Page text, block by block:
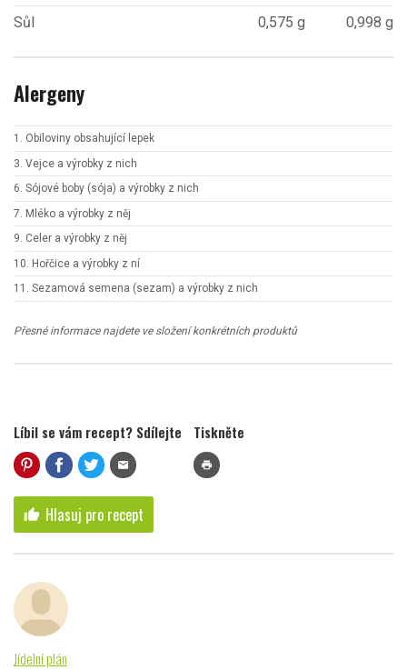
Sůl 0,575 g 0,998 g
Alergeny
1. Obiloviny obsahující lepek
3. Vejce a výrobky z nich
6. Sójové boby (sója) a výrobky z nich
7. Mléko a výrobky z něj
9. Celer a výrobky z něj
10. Hořčice a výrobky z ní
11. Sezamová semena (sezam) a výrobky z nich
Přesné informace najdete ve složení konkrétních produktů
Líbil se vám recept? Sdílejte
mail
Tiskněte
print
thumb_up Hlasuj pro recept
Jídelní plán